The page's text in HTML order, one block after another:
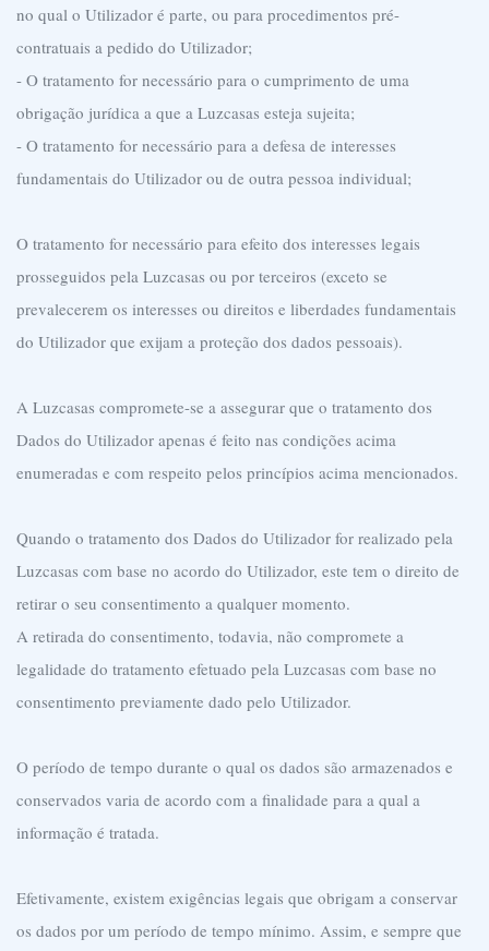
no qual o Utilizador é parte, ou para procedimentos pré-
contratuais a pedido do Utilizador;
- O tratamento for necessário para o cumprimento de uma
obrigação jurídica a que a Luzcasas esteja sujeita;
- O tratamento for necessário para a defesa de interesses
fundamentais do Utilizador ou de outra pessoa individual;
O tratamento for necessário para efeito dos interesses legais
prosseguidos pela Luzcasas ou por terceiros (exceto se
prevalecerem os interesses ou direitos e liberdades fundamentais
do Utilizador que exijam a proteção dos dados pessoais).
A Luzcasas compromete-se a assegurar que o tratamento dos
Dados do Utilizador apenas é feito nas condições acima
enumeradas e com respeito pelos princípios acima mencionados.
Quando o tratamento dos Dados do Utilizador for realizado pela
Luzcasas com base no acordo do Utilizador, este tem o direito de
retirar o seu consentimento a qualquer momento.
A retirada do consentimento, todavia, não compromete a
legalidade do tratamento efetuado pela Luzcasas com base no
consentimento previamente dado pelo Utilizador.
O período de tempo durante o qual os dados são armazenados e
conservados varia de acordo com a finalidade para a qual a
informação é tratada.
Efetivamente, existem exigências legais que obrigam a conservar
os dados por um período de tempo mínimo. Assim, e sempre que